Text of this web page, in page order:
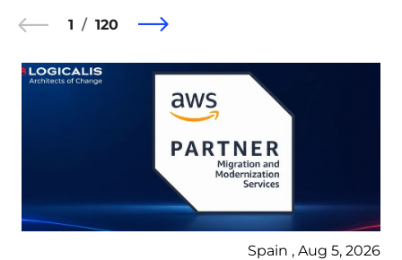
1 120
Spain , Aug 5, 2026